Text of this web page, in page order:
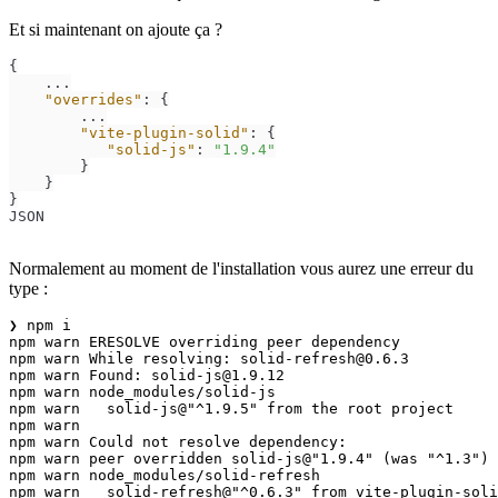
Et si maintenant on ajoute ça ?
{
    ...
"overrides" :
{
        ...
"vite-plugin-solid" :
{
"solid-js" :
"1.9.4"
}
}
}
JSON
Normalement au moment de l'installation vous aurez une erreur du
type :
❯ npm i
npm warn ERESOLVE overriding peer dependency
npm warn While resolving: solid-refresh@0.6.3
npm warn Found: solid-js@1.9.12
npm warn node_modules/solid-js
npm warn   solid-js@"^1.9.5" from the root project
npm warn
npm warn Could not resolve dependency:
npm warn peer overridden solid-js@"1.9.4" (was
npm warn node_modules/solid-refresh
npm warn   solid-refresh@"^0.6.3" from vite-plugin-